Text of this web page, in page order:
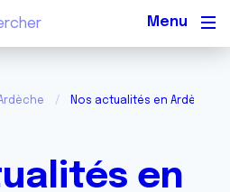
Nos actualités en Ardèche
en